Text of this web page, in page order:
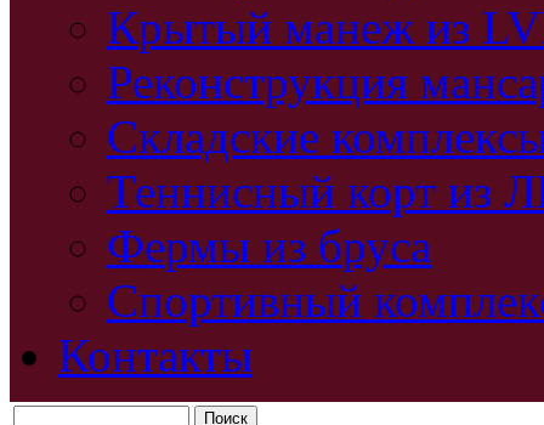
Крытый манеж из
Реконструкция
Складские
Теннисный корт из
Фермы из бруса
Спортивный
Контакты